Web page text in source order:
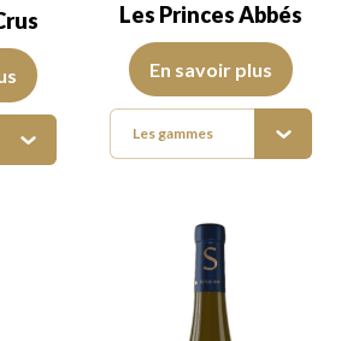
a l’unique privilège de bénéficier de
Les Princes Abbés
Cette gamme décline les sept
En savoir plus
Les gammes